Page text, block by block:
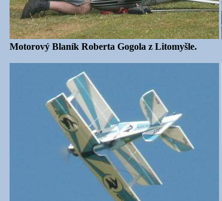
Motorový Blaník Roberta Gogola z Litomyšle.